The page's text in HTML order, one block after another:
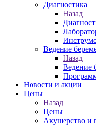
Диагностика
Назад
Ведение
Назад
Ведение
Новости и акции
Цены
Назад
Цены
Акушерство и